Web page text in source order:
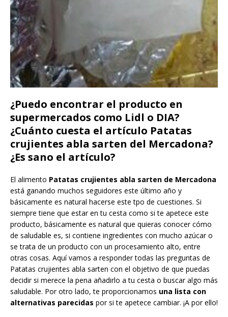
¿Puedo encontrar el producto en
supermercados como Lidl o DIA?
¿Cuánto cuesta el artículo Patatas
crujientes abla sarten del Mercadona?
¿Es sano el artículo?
El alimento Patatas crujientes abla sarten de Mercadona
está ganando muchos seguidores este último año y
básicamente es natural hacerse este tpo de cuestiones. Si
siempre tiene que estar en tu cesta como si te apetece este
producto, básicamente es natural que quieras conocer cómo
de saludable es, si contiene ingredientes con mucho azúcar o
se trata de un producto con un procesamiento alto, entre
otras cosas. Aquí vamos a responder todas las preguntas de
Patatas crujientes abla sarten con el objetivo de que puedas
decidir si merece la pena añadirlo a tu cesta o buscar algo más
saludable. Por otro lado, te proporcionamos una lista con
alternativas parecidas por si te apetece cambiar. ¡A por ello!